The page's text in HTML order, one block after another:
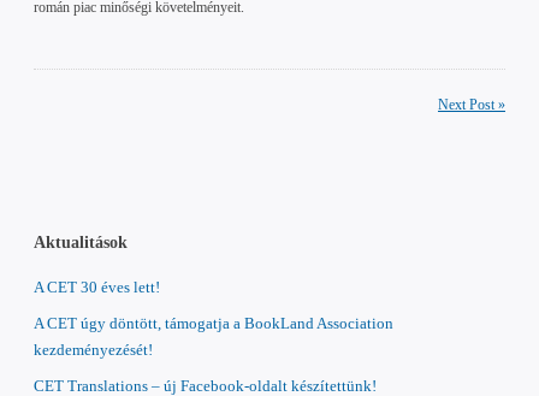
román piac minőségi követelményeit.
Next Post »
Aktualitások
A CET 30 éves lett!
A CET úgy döntött, támogatja a BookLand Association
kezdeményezését!
CET Translations – új Facebook-oldalt készítettünk!